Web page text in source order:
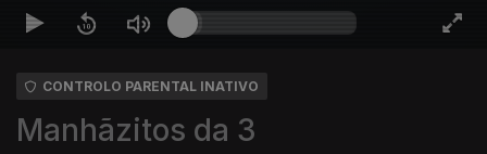
CONTROLO PARENTAL INATIVO
Manhãzitos da 3